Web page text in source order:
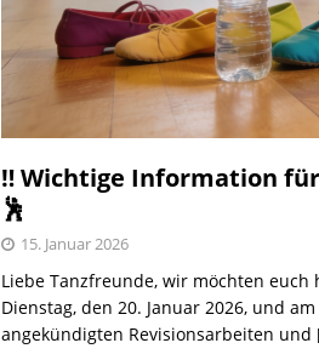
‼️ Wichtige Information
🕺
15. Januar 2026
Liebe Tanzfreunde, wir möchten
Dienstag, den 20. Januar 2026, und
angekündigten Revisionsarbeiten und